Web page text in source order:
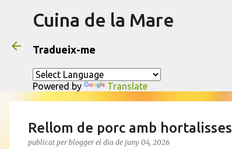
Cuina de la Mare
Tradueix-me
Powered by Translate
Rellom de porc amb hortalisses
publicat per blogger el dia de juny 04, 2026